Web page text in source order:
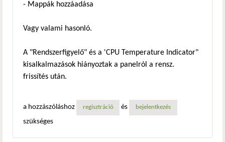
- Mappák hozzáadása
Vagy valami hasonló.
A "Rendszerfigyelő" és a 'CPU Temperature Indicator"
kisalkalmazások hiányoztak a panelról a rensz.
frissítés után.
a hozzászóláshoz regisztráció és bejelentkezés
szükséges